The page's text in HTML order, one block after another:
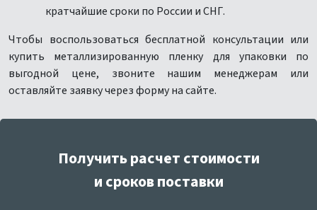
кратчайшие сроки по России и СНГ.
Чтобы воспользоваться бесплатной консультации или
купить металлизированную пленку для упаковки по
выгодной цене, звоните нашим менеджерам или
оставляйте заявку через форму на сайте.
Получить расчет стоимости
и сроков поставки